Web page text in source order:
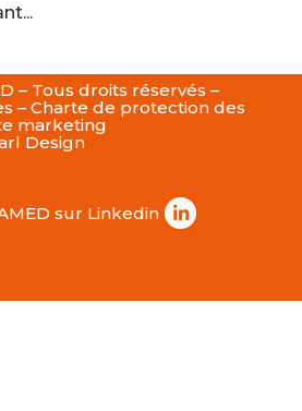
– Tous droits réservés –
– Charte de protection des
marketing
Design
sur Linkedin